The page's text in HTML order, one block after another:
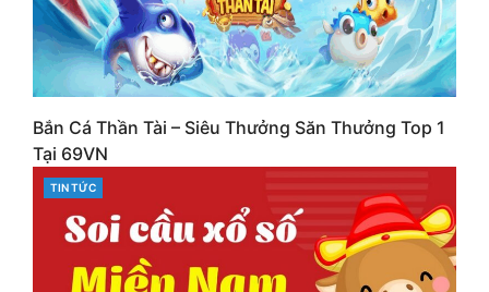
Bắn Cá Thần Tài – Siêu Thưởng Săn Thưởng Top 1
Tại 69VN
CATEGORIES
TIN TỨC